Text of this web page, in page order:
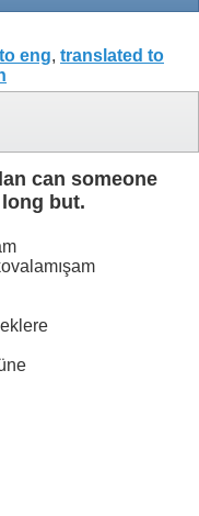
eng, translated to
can someone
but.